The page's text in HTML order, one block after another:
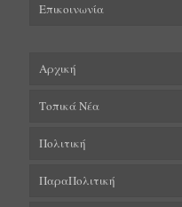
Επικοινωνία
Αρχική
Τοπικά Νέα
Πολιτική
ΠαραΠολιτική